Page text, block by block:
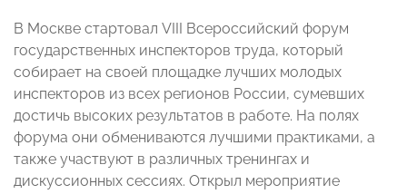
В Москве стартовал VIII Всероссийский форум
государственных инспекторов труда, который
собирает на своей площадке лучших молодых
инспекторов из всех регионов России, сумевших
достичь высоких результатов в работе. На полях
форума они обмениваются лучшими практиками, а
также участвуют в различных тренингах и
дискуссионных сессиях. Открыл мероприятие